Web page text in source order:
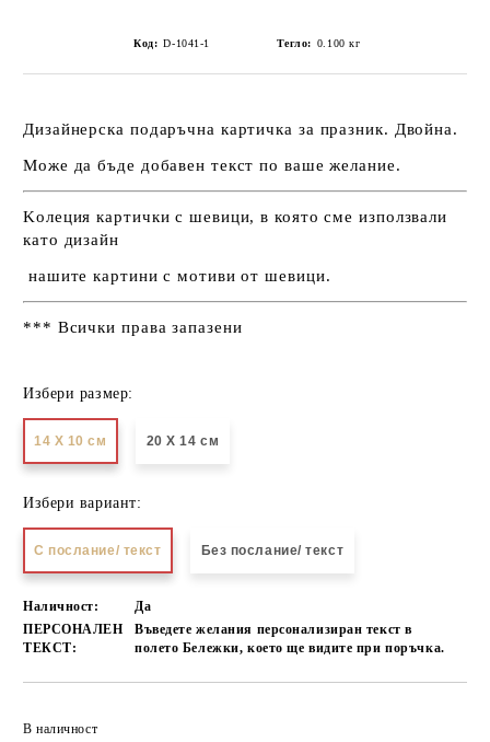
Код: D-1041-1 Тегло: 0.100 кг
Дизайнерска подаръчна картичка за празник. Двойна.
Може да бъде добавен текст по ваше желание.
Kолеция картички с шевици, в която сме използвали
като дизайн
нашите картини с мотиви от шевици.
*** Всички права запазени
Избери размер:
14 Х 10 см 20 Х 14 см
Избери вариант:
С послание/ текст Без послание/ текст
Наличност:
Да
ПЕРСОНАЛЕН
ТЕКСТ:
Въведете желания персонализиран текст в
полето Бележки, което ще видите при поръчка.
В наличност